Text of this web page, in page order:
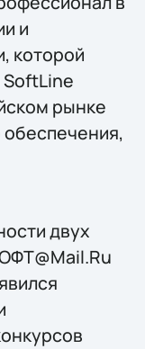
и
которой
рынке
двух